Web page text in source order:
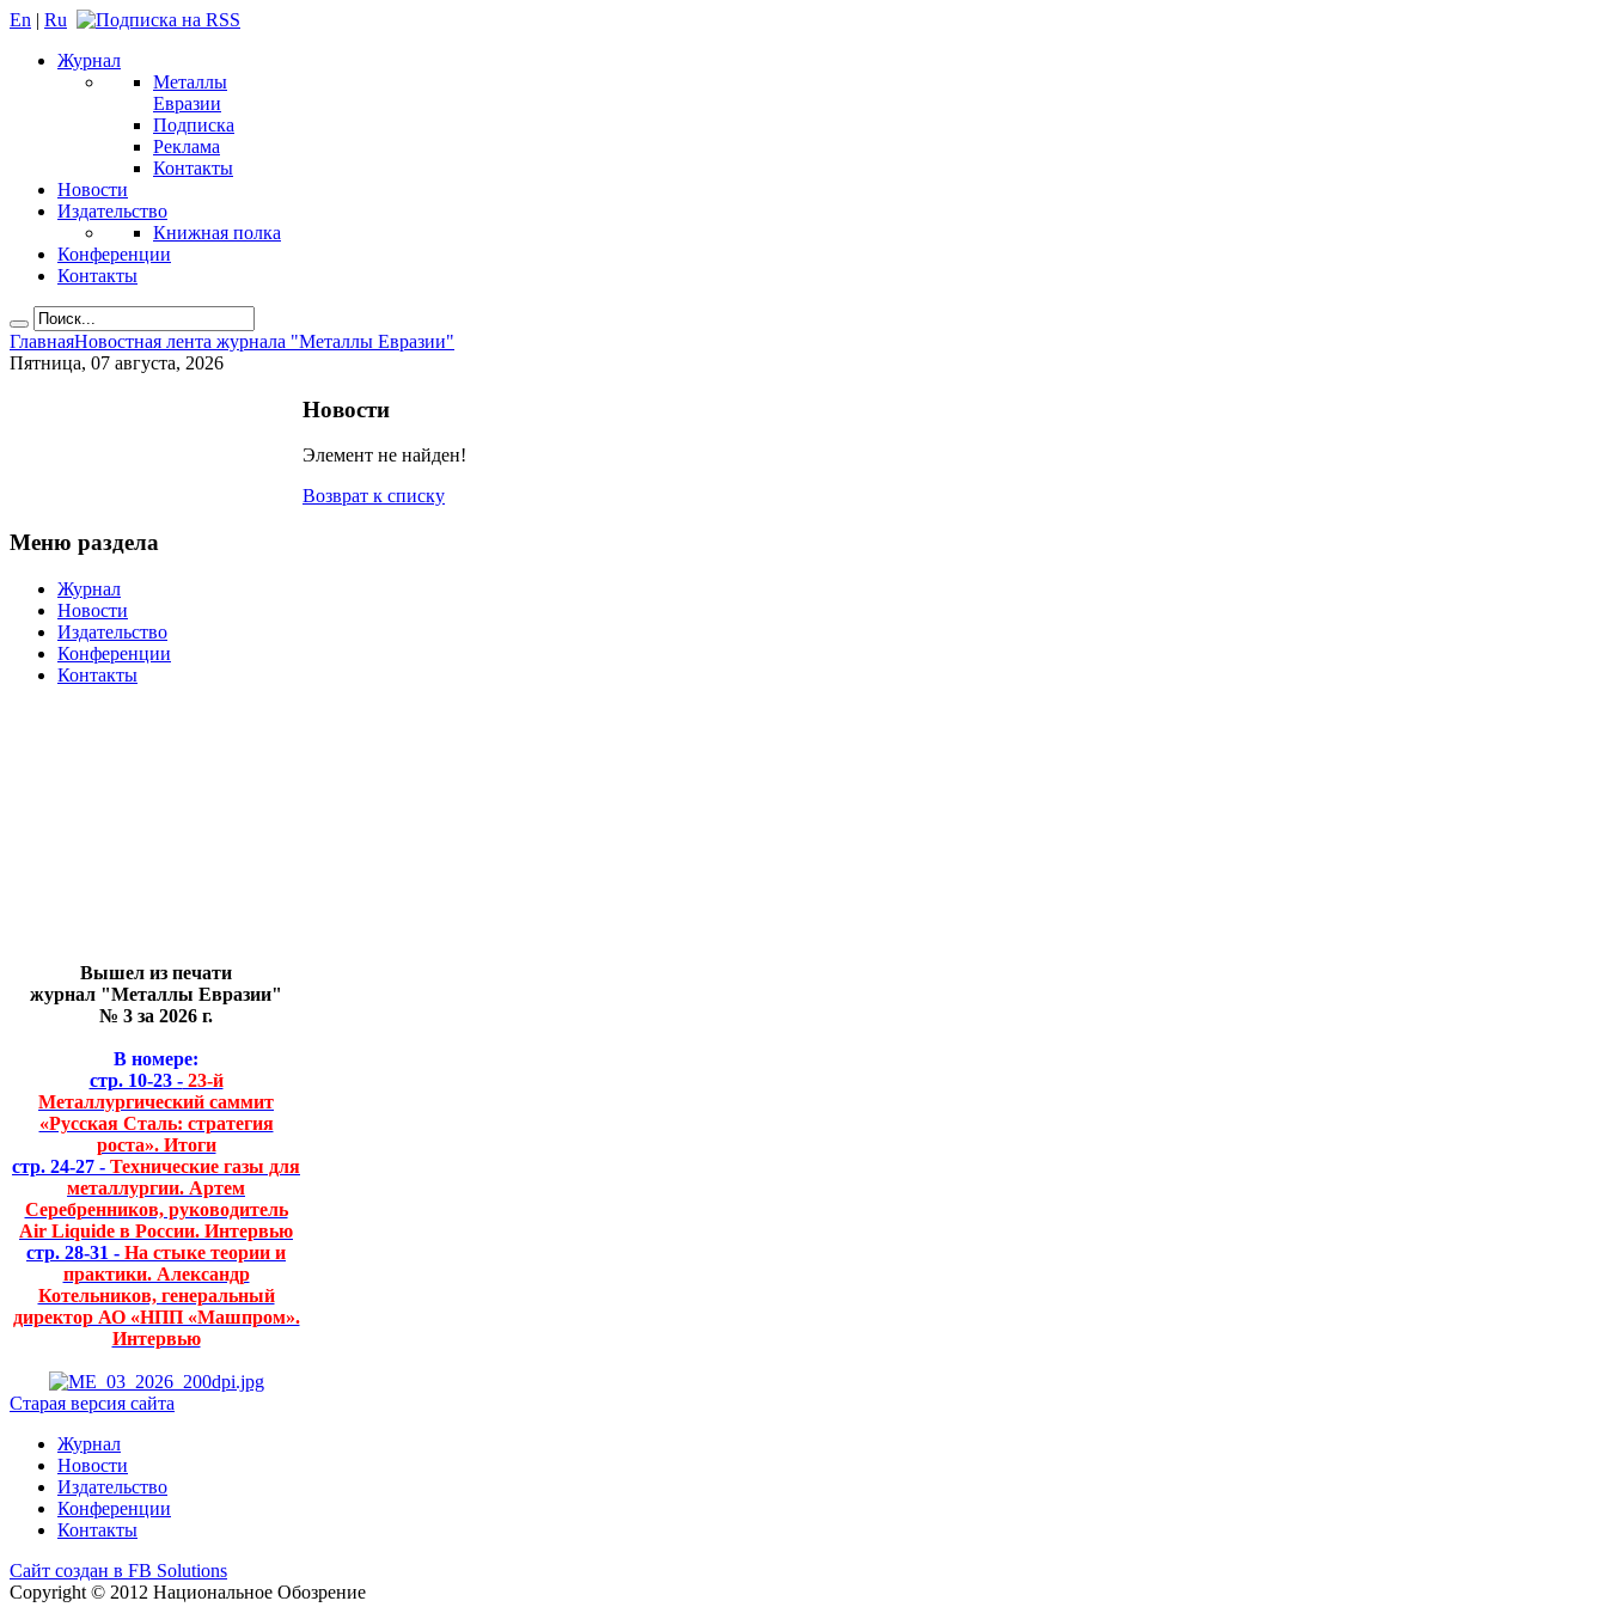
En | Ru
Журнал
Металлы
Евразии
Подписка
Реклама
Контакты
Новости
Издательство
Книжная полка
Конференции
Контакты
ГлавнаяНовостная лента журнала "Металлы Евразии"
Пятница, 07 августа, 2026
Новости
Элемент не найден!
Возврат к списку
Меню раздела
Журнал
Новости
Издательство
Конференции
Контакты
Вышел из печати
журнал "Металлы Евразии"
№ 3 за 2026 г.
В номере:
стр. 10-23 -23-й
Металлургический саммит
«Русская Сталь: стратегия
роста». Итоги
стр. 24-27 - Технические газы для
металлургии. Артем
Серебренников, руководитель
Air Liquide в России. Интервью
стр. 28-31 - На стыке теории и
практики. Александр
Котельников, генеральный
директор АО «НПП «Машпром».
Интервью
Старая версия сайта
Журнал
Новости
Издательство
Конференции
Контакты
Сайт создан в FB Solutions
Copyright © 2012 Национальное Обозрение